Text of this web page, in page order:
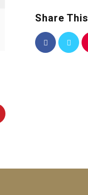
Share This